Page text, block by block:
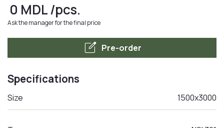
0 MDL/pcs.
Ask the manager for the final price
edit_square Pre-order
Specifications
Size 1500x3000